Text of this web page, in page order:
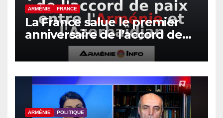
ARMÉNIE FRANCE
La France salue le premier
anniversaire de l’accord de
paix entre l’Arménie et
l’Azerbaïdjan
ARMÉNIE POLITIQUE